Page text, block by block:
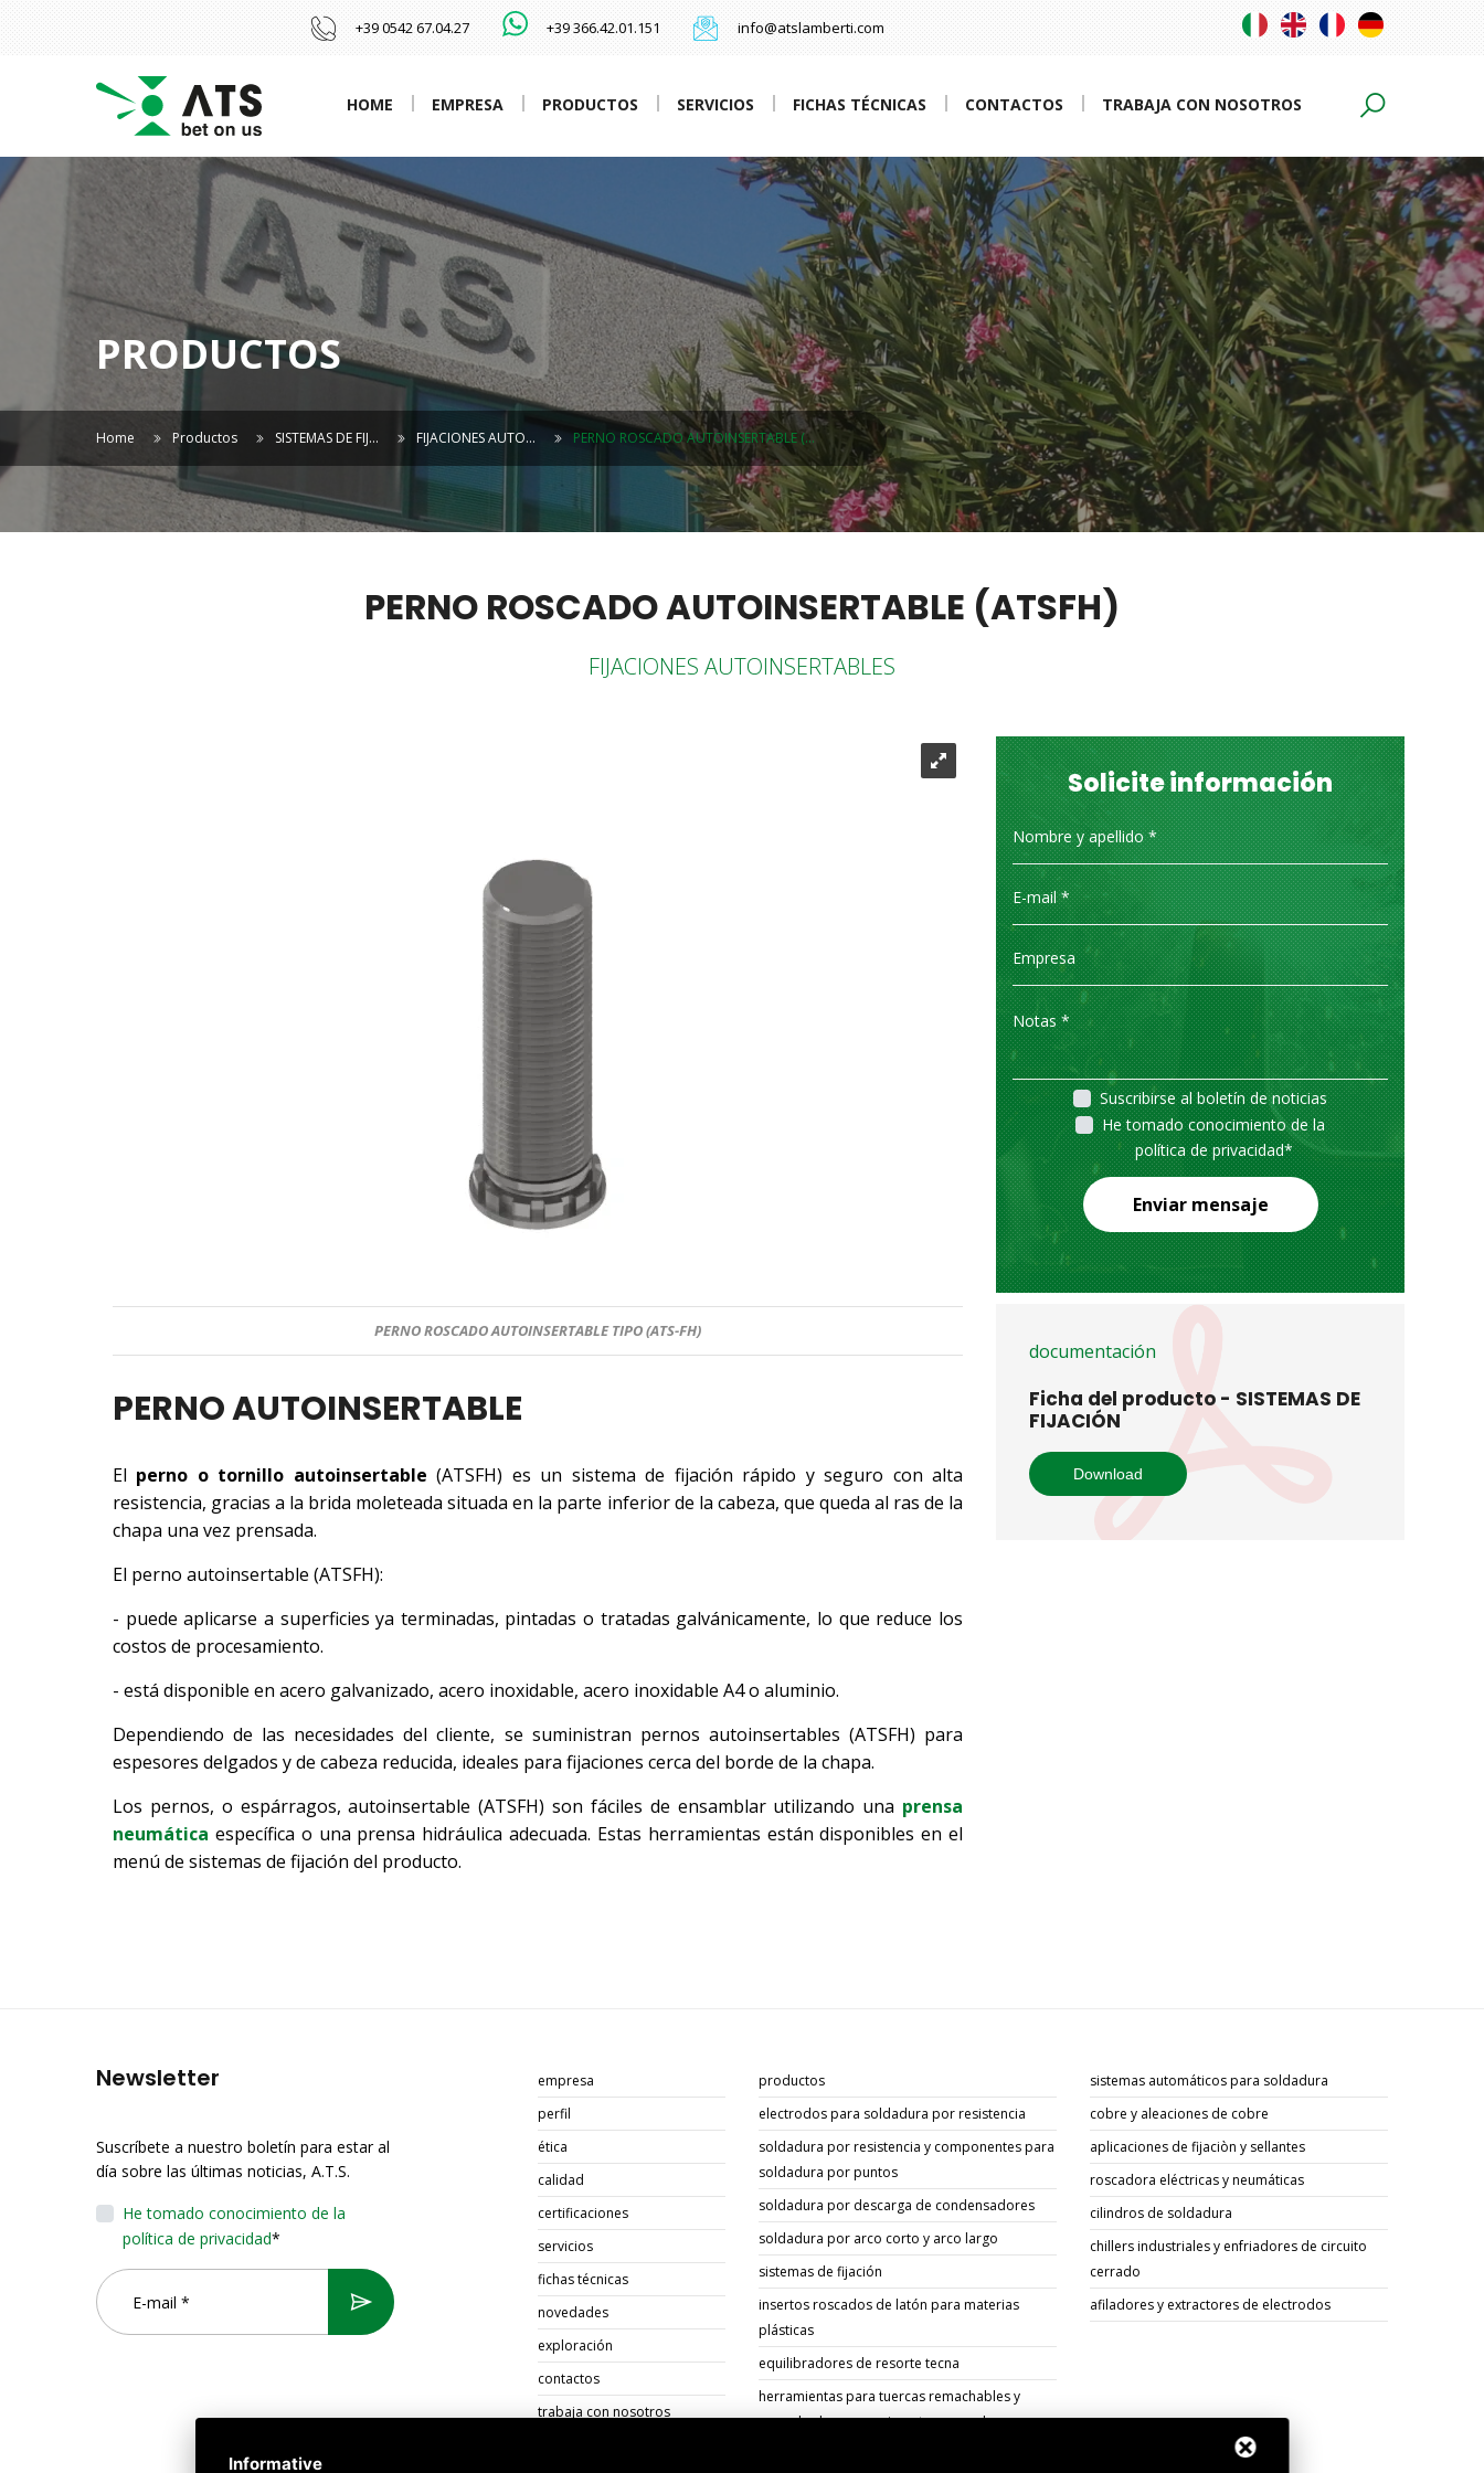
+39 0542 67.04.27 +39 366.42.01.151 info@atslamberti.com
HOME EMPRESA PRODUCTOS SERVICIOS FICHAS TÉCNICAS CONTACTOS TRABAJA CON NOSOTROS
PRODUCTOS
Home Productos SISTEMAS DE FIJ… FIJACIONES AUTO… PERNO ROSCADO AUTOINSERTABLE (…
PERNO ROSCADO AUTOINSERTABLE (ATSFH)
FIJACIONES AUTOINSERTABLES
PERNO ROSCADO AUTOINSERTABLE TIPO (ATS-FH)
PERNO AUTOINSERTABLE
El perno o tornillo autoinsertable (ATSFH) es un sistema de fijación rápido y seguro con alta
resistencia, gracias a la brida moleteada situada en la parte inferior de la cabeza, que queda al ras de la
chapa una vez prensada.
El perno autoinsertable (ATSFH):
- puede aplicarse a superficies ya terminadas, pintadas o tratadas galvánicamente, lo que reduce los
costos de procesamiento.
- está disponible en acero galvanizado, acero inoxidable, acero inoxidable A4 o aluminio.
Dependiendo de las necesidades del cliente, se suministran pernos autoinsertables (ATSFH) para
espesores delgados y de cabeza reducida, ideales para fijaciones cerca del borde de la chapa.
Los pernos, o espárragos, autoinsertable (ATSFH) son fáciles de ensamblar utilizando una prensa
neumática específica o una prensa hidráulica adecuada. Estas herramientas están disponibles en el
menú de sistemas de fijación del producto.
Solicite información
Suscribirse al boletín de noticias
He tomado conocimiento de la
política de privacidad*
Enviar mensaje
documentación
Ficha del producto - SISTEMAS DE
FIJACIÓN
Download
Newsletter
Suscríbete a nuestro boletín para estar al
día sobre las últimas noticias, A.T.S.
He tomado conocimiento de la
política de privacidad*
empresa
perfil
ética
calidad
certificaciones
servicios
fichas técnicas
novedades
exploración
contactos
trabaja con nosotros
productos
electrodos para soldadura por resistencia
soldadura por resistencia y componentes para
soldadura por puntos
soldadura por descarga de condensadores
soldadura por arco corto y arco largo
sistemas de fijación
insertos roscados de latón para materias
plásticas
equilibradores de resorte tecna
herramientas para tuercas remachables y
remachadoras para insertos roscados
sistemas automáticos para soldadura
cobre y aleaciones de cobre
aplicaciones de fijaciòn y sellantes
roscadora eléctricas y neumáticas
cilindros de soldadura
chillers industriales y enfriadores de circuito
cerrado
afiladores y extractores de electrodos
Informative